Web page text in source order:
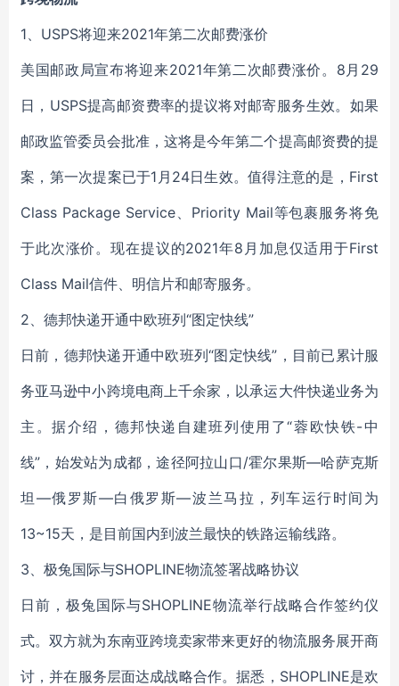
1、USPS将迎来2021年第二次邮费涨价
美国邮政局宣布将迎来2021年第二次邮费涨价。8月29
日，USPS提高邮资费率的提议将对邮寄服务生效。如果
邮政监管委员会批准，这将是今年第二个提高邮资费的提
案，第一次提案已于1月24日生效。值得注意的是，First
Class Package Service、Priority Mail等包裹服务将免
于此次涨价。现在提议的2021年8月加息仅适用于First
Class Mail信件、明信片和邮寄服务。
2、德邦快递开通中欧班列“图定快线”
日前，德邦快递开通中欧班列“图定快线”，目前已累计服
务亚马逊中小跨境电商上千余家，以承运大件快递业务为
主。据介绍，德邦快递自建班列使用了“蓉欧快铁-中
线”，始发站为成都，途径阿拉山口/霍尔果斯—哈萨克斯
坦—俄罗斯—白俄罗斯—波兰马拉，列车运行时间为
13~15天，是目前国内到波兰最快的铁路运输线路。
3、极兔国际与SHOPLINE物流签署战略协议
日前，极兔国际与SHOPLINE物流举行战略合作签约仪
式。双方就为东南亚跨境卖家带来更好的物流服务展开商
讨，并在服务层面达成战略合作。据悉，SHOPLINE是欢